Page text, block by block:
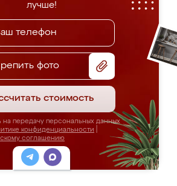
лучше!
фото
стоимость
передачу персональных данных
конфиденциальности
соглашению